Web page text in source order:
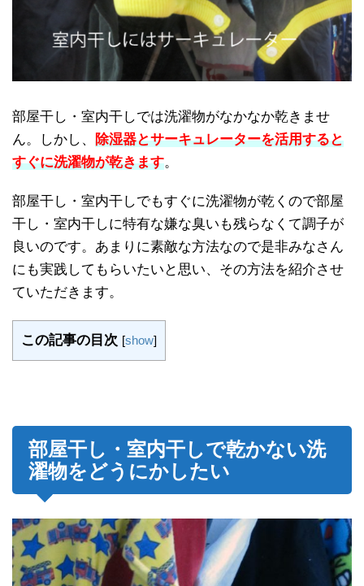
部屋干し・室内干しでは洗濯物がなかなか乾きませ
ん。しかし、 除湿器とサーキュレーターを活用すると
すぐに洗濯物が乾きます。
部屋干し・室内干しでもすぐに洗濯物が乾くので部屋
干し・室内干しに特有な嫌な臭いも残らなくて調子が
良いのです。あまりに素敵な方法なので是非みなさん
にも実践してもらいたいと思い、その方法を紹介させ
ていただきます。
この記事の目次 [show]
部屋干し・室内干しで乾かない洗
濯物をどうにかしたい